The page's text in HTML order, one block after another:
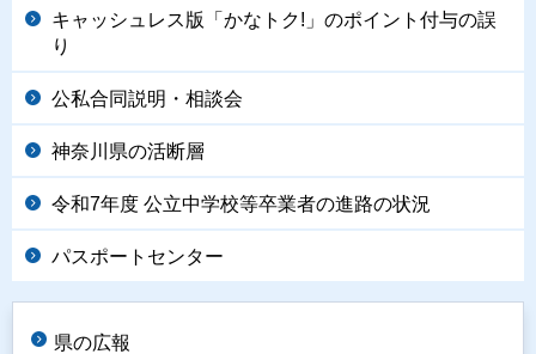
キャッシュレス版「かなトク!」のポイント付与の誤
り
公私合同説明・相談会
神奈川県の活断層
令和7年度 公立中学校等卒業者の進路の状況
パスポートセンター
県の広報